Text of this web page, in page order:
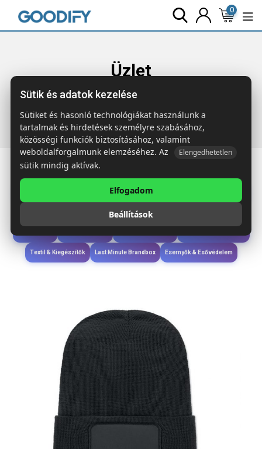
0
Üzlet
Főoldal Termékek Ruházat & Kiegészítők
Uniszex sapka RPET poliészter
Étkezés & Ivás
Wellness & Ápolás
Textil & Kiegészítők Last Minute Brandbox Esernyők & Esővédelem
Sütik és adatok kezelése
Sütiket és hasonló technológiákat használunk a
tartalmak és hirdetések személyre szabásához,
közösségi funkciók biztosításához, valamint
weboldalforgalmunk elemzéséhez. Az
Elengedhetetlen
sütik mindig aktívak.
Elfogadom
Beállítások